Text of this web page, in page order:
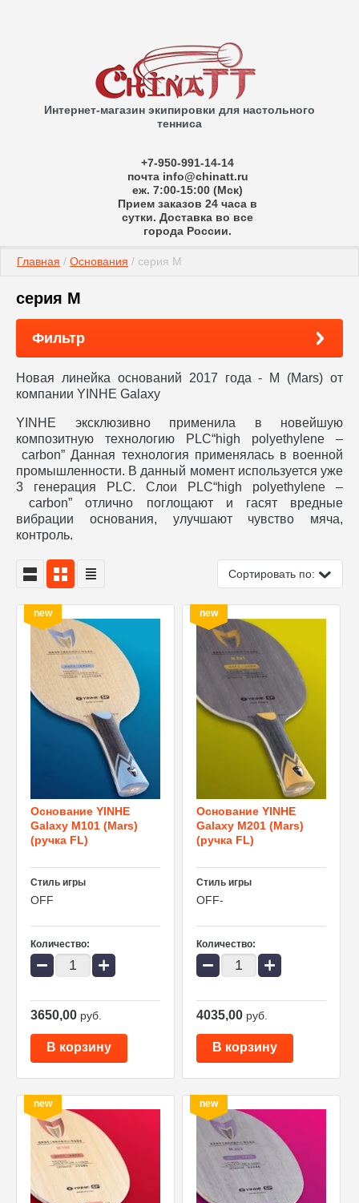
Интернет-магазин экипировки для настольного
тенниса
+7-950-991-14-14
почта info@chinatt.ru
еж. 7:00-15:00 (Мск)
Прием заказов 24 часа в
сутки. Доставка во все
города России.
Главная / Основания / серия M
серия M
Фильтр
Новая линейка оснований 2017 года - M (Mars) от
компании YINHE Galaxy
YINHE эксклюзивно применила в новейшую
композитную технологию PLC“high polyethylene –
carbon” Данная технология применялась в военной
промышленности. В данный момент используется уже
3 генерация PLC. Слои PLC“high polyethylene –
carbon” отлично поглощают и гасят вредные
вибрации основания, улучшают чувство мяча,
контроль.
Сортировать по:
new
Основание YINHE
Galaxy M101 (Mars)
(ручка FL)
Стиль игры
OFF
Количество:
− +
3650,00 руб.
В корзину
new
Основание YINHE
Galaxy M201 (Mars)
(ручка FL)
Стиль игры
OFF-
Количество:
− +
4035,00 руб.
В корзину
new new